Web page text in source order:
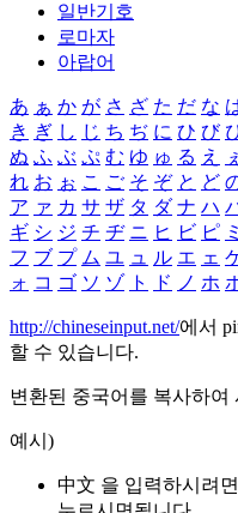
일반기호
로마자
아랍어
あ ぁ か が さ ざ た だ な
き ぎ し じ ち ぢ に ひ び
ぬ ふ ぶ ぷ む ゆ ゅ る え ぇ
れ お ぉ こ ご そ ぞ と ど
ア ァ カ サ ザ タ ダ ナ ハ
ギ シ ジ チ ヂ ニ ヒ ビ ピ ミ
フ ブ プ ム ユ ュ ル エ ェ
ォ コ ゴ ソ ゾ ト ド ノ ホ
http://chineseinput.net/에서
할 수 있습니다.
변환된 중국어를 복사하여
예시)
中文 을 입력하시려면